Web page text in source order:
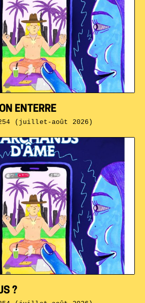
?
ENTERRE
(juillet-août 2026)